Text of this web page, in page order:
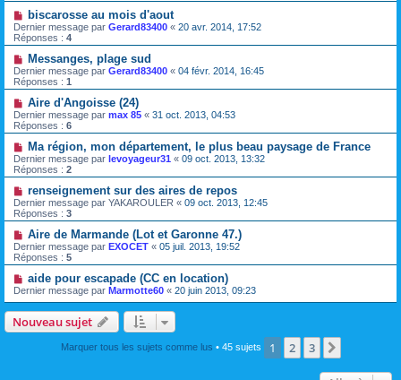
biscarosse au mois d'aout
Dernier message par Gerard83400 « 20 avr. 2014, 17:52
Réponses : 4
Messanges, plage sud
Dernier message par Gerard83400 « 04 févr. 2014, 16:45
Réponses : 1
Aire d'Angoisse (24)
Dernier message par max 85 « 31 oct. 2013, 04:53
Réponses : 6
Ma région, mon département, le plus beau paysage de France
Dernier message par levoyageur31 « 09 oct. 2013, 13:32
Réponses : 2
renseignement sur des aires de repos
Dernier message par YAKAROULER « 09 oct. 2013, 12:45
Réponses : 3
Aire de Marmande (Lot et Garonne 47.)
Dernier message par EXOCET « 05 juil. 2013, 19:52
Réponses : 5
aide pour escapade (CC en location)
Dernier message par Marmotte60 « 20 juin 2013, 09:23
Nouveau sujet
Marquer tous les sujets comme lus • 45 sujets 1 2 3